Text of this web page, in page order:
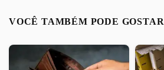
VOCÊ TAMBÉM PODE GOSTAR